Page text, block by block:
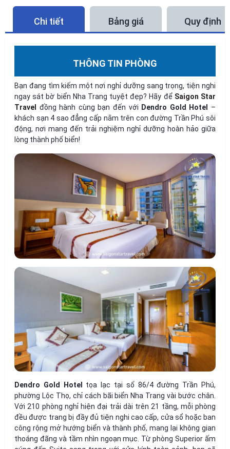
Chi tiết Bảng giá Quy định
THÔNG TIN PHÒNG
Bạn đang tìm kiếm một nơi nghỉ dưỡng sang trọng, tiện nghi
ngay sát bờ biển Nha Trang tuyệt đẹp? Hãy để Saigon Star
Travel
đồng hành cùng bạn đến với Dendro Gold Hotel
–
khách sạn 4 sao đẳng cấp nằm trên con đường Trần Phú sôi
động, nơi mang đến trải nghiệm nghỉ dưỡng hoàn hảo giữa
lòng thành phố biển!
Dendro Gold Hotel
tọa lạc tại số 86/4 đường Trần Phú,
phường Lộc Thọ, chỉ cách bãi biển Nha Trang vài bước chân.
Với 210 phòng nghỉ hiện đại trải dài trên 21 tầng, mỗi phòng
đều được trang bị đầy đủ tiện nghi cao cấp, cửa sổ hoặc ban
công rộng mở hướng biển và thành phố, mang lại không gian
thoáng đãng và tầm nhìn ngoạn mục. Từ phòng Superior ấm